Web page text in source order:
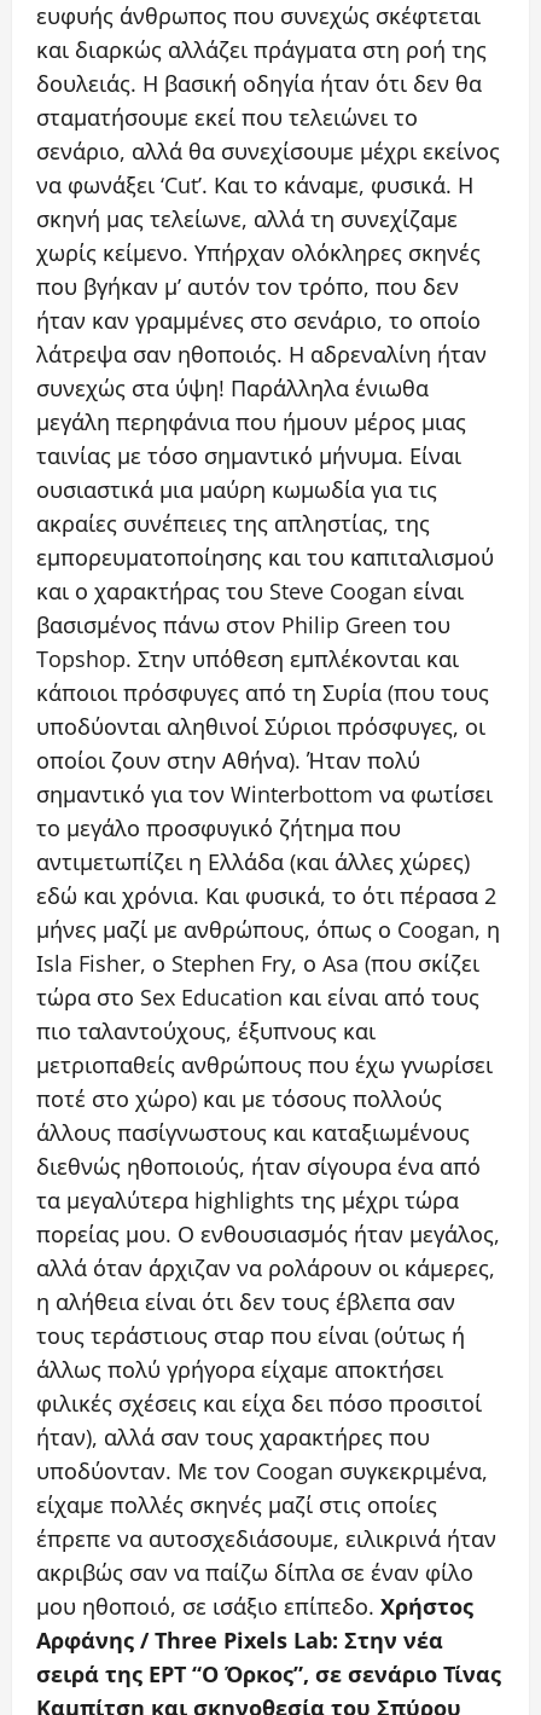
ευφυής άνθρωπος που συνεχώς σκέφτεται
και διαρκώς αλλάζει πράγματα στη ροή της
δουλειάς. Η βασική οδηγία ήταν ότι δεν θα
σταματήσουμε εκεί που τελειώνει το
σενάριο, αλλά θα συνεχίσουμε μέχρι εκείνος
να φωνάξει ‘Cut’. Και το κάναμε, φυσικά. Η
σκηνή μας τελείωνε, αλλά τη συνεχίζαμε
χωρίς κείμενο. Υπήρχαν ολόκληρες σκηνές
που βγήκαν μ’ αυτόν τον τρόπο, που δεν
ήταν καν γραμμένες στο σενάριο, το οποίο
λάτρεψα σαν ηθοποιός. Η αδρεναλίνη ήταν
συνεχώς στα ύψη! Παράλληλα ένιωθα
μεγάλη περηφάνια που ήμουν μέρος μιας
ταινίας με τόσο σημαντικό μήνυμα. Είναι
ουσιαστικά μια μαύρη κωμωδία για τις
ακραίες συνέπειες της απληστίας, της
εμπορευματοποίησης και του καπιταλισμού
και ο χαρακτήρας του Steve Coogan είναι
βασισμένος πάνω στον Philip Green του
Topshop. Στην υπόθεση εμπλέκονται και
κάποιοι πρόσφυγες από τη Συρία (που τους
υποδύονται αληθινοί Σύριοι πρόσφυγες, οι
οποίοι ζουν στην Αθήνα). Ήταν πολύ
σημαντικό για τον Winterbottom να φωτίσει
το μεγάλο προσφυγικό ζήτημα που
αντιμετωπίζει η Ελλάδα (και άλλες χώρες)
εδώ και χρόνια. Και φυσικά, το ότι πέρασα 2
μήνες μαζί με ανθρώπους, όπως ο Coogan, η
Ιsla Fisher, ο Stephen Fry, ο Asa (που σκίζει
τώρα στο Sex Education και είναι από τους
πιο ταλαντούχους, έξυπνους και
μετριοπαθείς ανθρώπους που έχω γνωρίσει
ποτέ στο χώρο) και με τόσους πολλούς
άλλους πασίγνωστους και καταξιωμένους
διεθνώς ηθοποιούς, ήταν σίγουρα ένα από
τα μεγαλύτερα highlights της μέχρι τώρα
πορείας μου. Ο ενθουσιασμός ήταν μεγάλος,
αλλά όταν άρχιζαν να ρολάρουν οι κάμερες,
η αλήθεια είναι ότι δεν τους έβλεπα σαν
τους τεράστιους σταρ που είναι (ούτως ή
άλλως πολύ γρήγορα είχαμε αποκτήσει
φιλικές σχέσεις και είχα δει πόσο προσιτοί
ήταν), αλλά σαν τους χαρακτήρες που
υποδύονταν. Με τον Coogan συγκεκριμένα,
είχαμε πολλές σκηνές μαζί στις οποίες
έπρεπε να αυτοσχεδιάσουμε, ειλικρινά ήταν
ακριβώς σαν να παίζω δίπλα σε έναν φίλο
μου ηθοποιό, σε ισάξιο επίπεδο. Χρήστος
Αρφάνης / Three Pixels Lab: Στην νέα
σειρά της ΕΡΤ “Ο Όρκος”, σε σενάριο Τίνας
Καμπίτση και σκηνοθεσία του Σπύρου